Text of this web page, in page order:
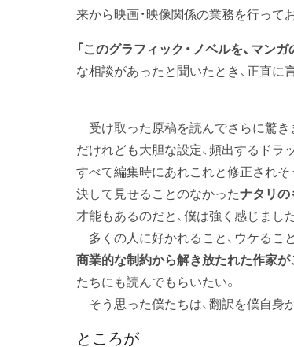
来から映画・映像関係の業務を行って
「このグラフィック・ノベルを、マン
な相談があったと聞いたとき、正直に
受け取った原稿を読んでさらに驚き
だけれども大胆な設定、頻出するド
すべて編集時にあれこれと修正され
決して見せることのなかったナタリ
才能もあるのだと、僕は強く感じました
多くの人に好かれること、ウケるこ
商業的な制約から解き放たれた作家
たちにも読んでもらいたい。
そう思った僕たちは、翻訳を僕自身
ところが